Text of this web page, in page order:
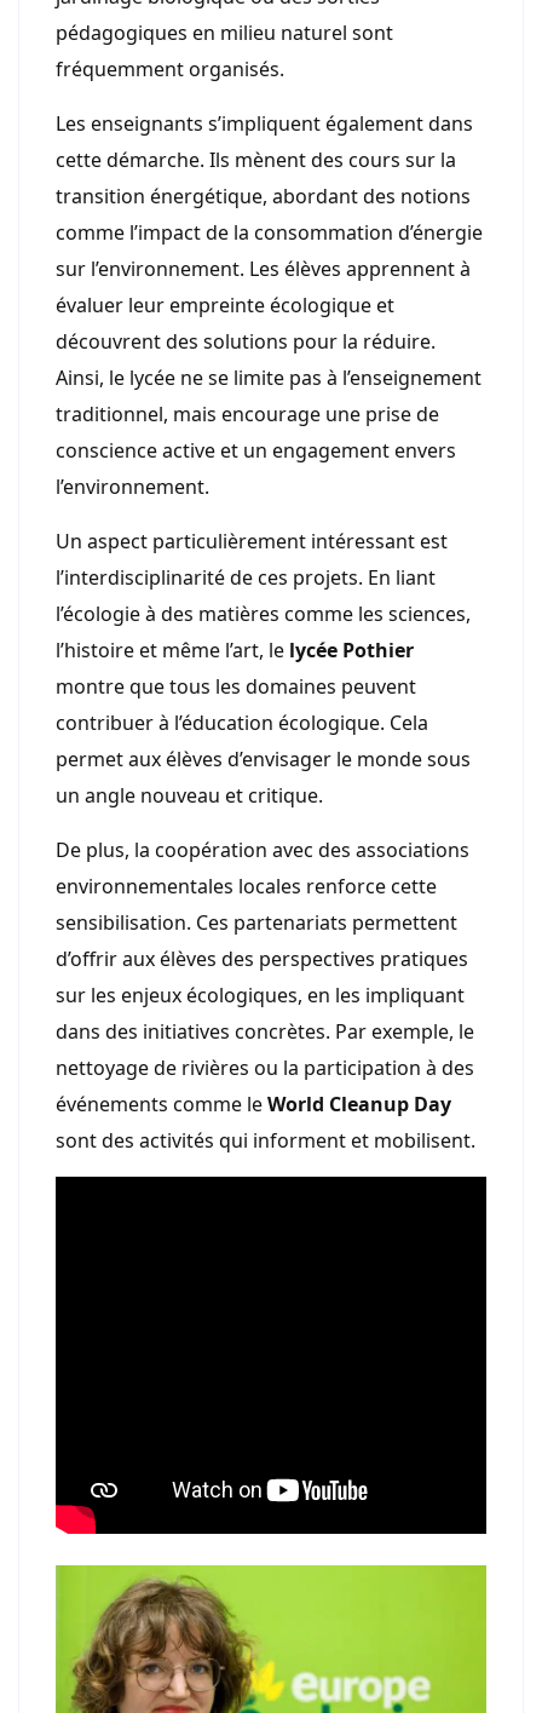
pédagogiques en milieu naturel sont
fréquemment organisés.
Les enseignants s’impliquent également dans
cette démarche. Ils mènent des cours sur la
transition énergétique, abordant des notions
comme l’impact de la consommation d’énergie
sur l’environnement. Les élèves apprennent à
évaluer leur empreinte écologique et
découvrent des solutions pour la réduire.
Ainsi, le lycée ne se limite pas à l’enseignement
traditionnel, mais encourage une prise de
conscience active et un engagement envers
l’environnement.
Un aspect particulièrement intéressant est
l’interdisciplinarité de ces projets. En liant
l’écologie à des matières comme les sciences,
l’histoire et même l’art, le lycée Pothier
montre que tous les domaines peuvent
contribuer à l’éducation écologique. Cela
permet aux élèves d’envisager le monde sous
un angle nouveau et critique.
De plus, la coopération avec des associations
environnementales locales renforce cette
sensibilisation. Ces partenariats permettent
d’offrir aux élèves des perspectives pratiques
sur les enjeux écologiques, en les impliquant
dans des initiatives concrètes. Par exemple, le
nettoyage de rivières ou la participation à des
événements comme leWorld Cleanup Day
sont des activités qui informent et mobilisent.